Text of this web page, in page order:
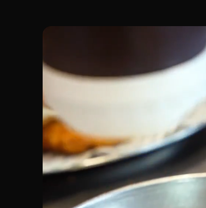
Ubicado en la Calle de Ponzano 46, en
[00:00 - Escena 1: Introducción y